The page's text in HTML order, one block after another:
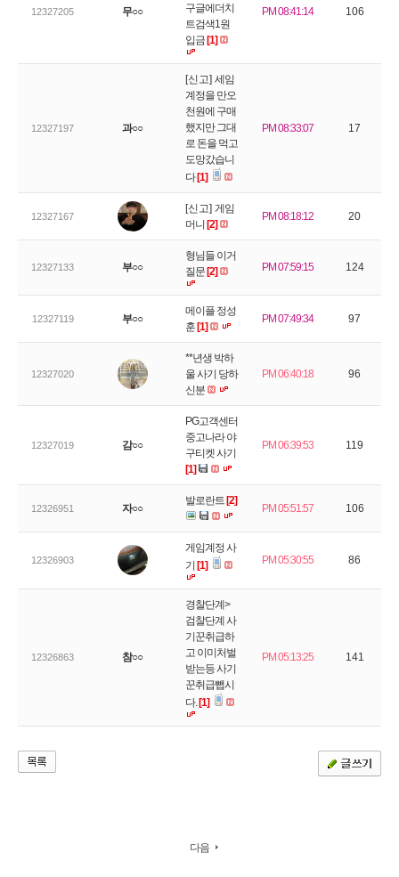
12327205 무○○
구글에더치
트검색1원
입금 [1]
PM 08:41:14 106
12327197 과○○
[신고] 세임
계정을 만오
천원에 구매
했지만 그대
로 돈을 먹고
도망갔습니
다 [1]
PM 08:33:07 17
12327167
[신고] 게임
머니 [2]
PM 08:18:12 20
12327133 부○○
형님들 이거
질문 [2] PM 07:59:15 124
12327119 부○○
메이플 정성
훈 [1]
PM 07:49:34 97
12327020
**년생 박하
울 사기 당하
신분
PM 06:40:18 96
12327019 감○○
PG고객센터
중고나라 야
구티켓 사기
[1]
PM 06:39:53 119
12326951 자○○
발로란트 [2]
PM 05:51:57 106
12326903
게임계정 사
기 [1] PM 05:30:55 86
12326863 참○○
경찰단계>
검찰단계 사
기꾼취급하
고 이미처벌
받는등 사기
꾼취급뺍시
다. [1]
PM 05:13:25 141
다음